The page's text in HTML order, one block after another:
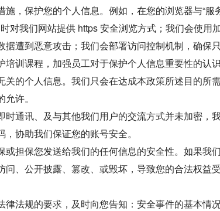
，保护您的个人信息。例如，在您的浏览器与“服
对我们网站提供 https 安全浏览方式；我们会使用
遭到恶意攻击；我们会部署访问控制机制，确保
训课程，加强员工对于保护个人信息重要性的认识
的个人信息。我们只会在达成本政策所述目的所
许。
通讯、及与其他我们用户的交流方式并未加密，
协助我们保证您的账号安全。
担保您发送给我们的任何信息的安全性。如果我们
、公开披露、篡改、或毁坏，导致您的合法权益
法规的要求，及时向您告知：安全事件的基本情况